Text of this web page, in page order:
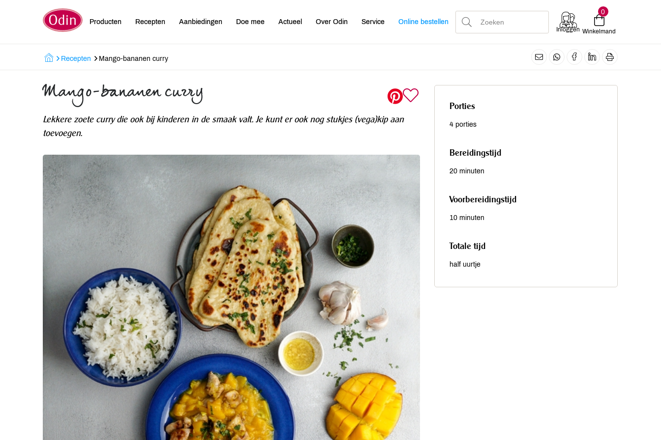
Producten Recepten Aanbiedingen Doe mee Actueel Over Odin Service Online bestellen
Inloggen
0
Winkelmand
Recepten Mango-bananen curry
Mango-bananen curry
Lekkere zoete curry die ook bij kinderen in de smaak valt. Je kunt er ook nog stukjes (vega)kip aan
toevoegen.
Porties
4 porties
Bereidingstijd
20 minuten
Voorbereidingstijd
10 minuten
Totale tijd
half uurtje